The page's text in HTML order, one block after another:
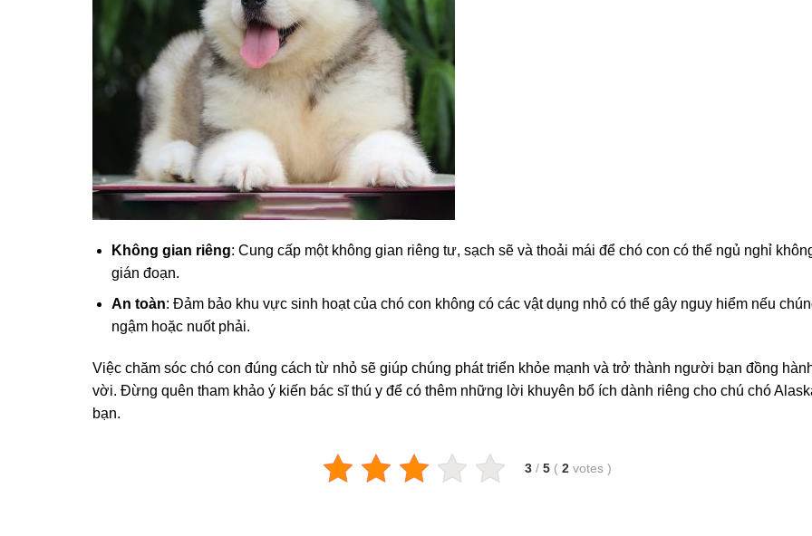
Không gian riêng: Cung cấp một không gian riêng tư, sạch sẽ và thoải mái để chó con có thể ngủ nghỉ
gián đoạn.
An toàn: Đảm bảo khu vực sinh hoạt của chó con không có các vật dụng nhỏ có thể gây nguy hiểm nếu
ngậm hoặc nuốt phải.
Việc chăm sóc chó con đúng cách từ nhỏ sẽ giúp chúng phát triển khỏe mạnh và trở thành người bạn đồng
vời. Đừng quên tham khảo ý kiến bác sĩ thú y để có thêm những lời khuyên bổ ích dành riêng cho chú chó
bạn.
3 / 5 ( 2 votes )